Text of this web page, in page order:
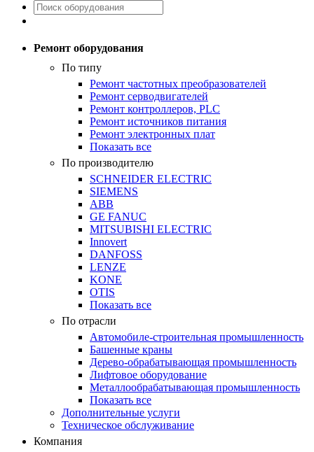
Ремонт оборудования
По типу
Ремонт частотных преобразователей
Ремонт серводвигателей
Ремонт контроллеров, PLC
Ремонт источников питания
Ремонт электронных плат
Показать все
По производителю
SCHNEIDER ELECTRIC
SIEMENS
ABB
GE FANUC
MITSUBISHI ELECTRIC
Innovert
DANFOSS
LENZE
KONE
OTIS
Показать все
По отрасли
Автомобиле-строительная промышленность
Башенные краны
Дерево-обрабатывающая промышленность
Лифтовое оборудование
Металлообрабатывающая промышленность
Показать все
Дополнительные услуги
Техническое обслуживание
Компания